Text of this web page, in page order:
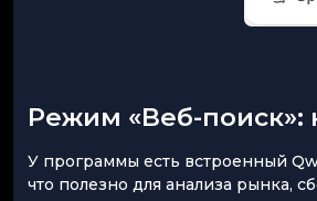
Режим «Веб-поиск»:
У программы есть встроенный
что полезно для анализа рынка,